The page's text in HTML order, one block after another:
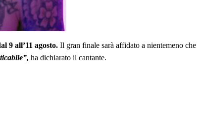
9 all’11 agosto. Il gran finale sarà affidato a nientemeno che
ha dichiarato il cantante.